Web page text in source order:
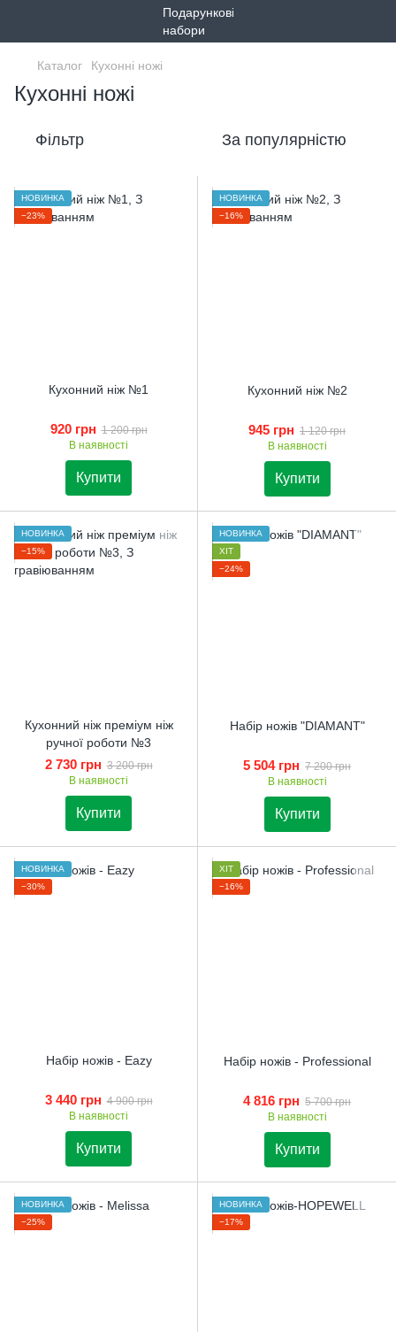
Каталог Кухонні ножі
Кухонні ножі
Фільтр За популярністю
НОВИНКА
−23%
Кухонний ніж №1
920 грн 1 200 грн
В наявності
Купити
НОВИНКА
−16%
Кухонний ніж №2
945 грн 1 120 грн
В наявності
Купити
НОВИНКА
−15%
Кухонний ніж преміум ніж
ручної роботи №3
2 730 грн 3 200 грн
В наявності
Купити
НОВИНКА
ХІТ
−24%
Набір ножів "DIAMANТ"
5 504 грн 7 200 грн
В наявності
Купити
НОВИНКА
−30%
Набір ножів - Eazy
3 440 грн 4 900 грн
В наявності
Купити
ХІТ
−16%
Набір ножів - Professional
4 816 грн 5 700 грн
В наявності
Купити
НОВИНКА
−25%
НОВИНКА
−17%